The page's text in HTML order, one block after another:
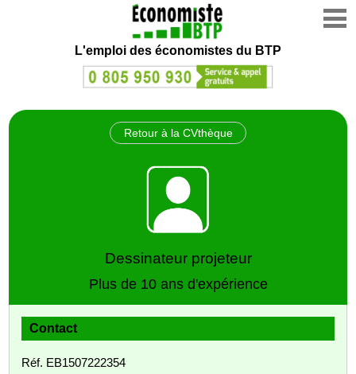
L'emploi des économistes du BTP
Retour à la CVthèque
Dessinateur projeteur
Plus de 10 ans d'expérience
Contact
Réf. EB1507222354